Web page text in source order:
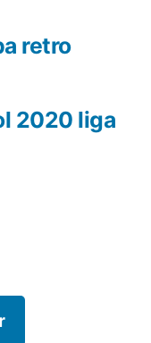
2020 liga
retro